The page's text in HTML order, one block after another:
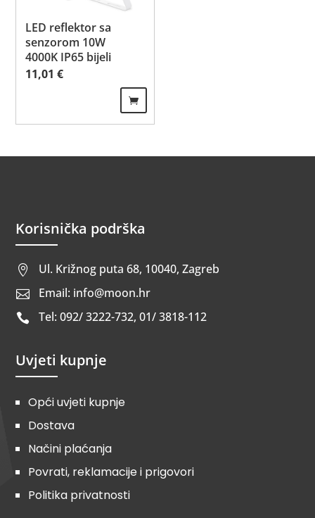
LED reflektor sa
senzorom 10W
4000K IP65 bijeli
11,01€
Korisnička podrška
 Ul. Križnog puta 68, 10040, Zagreb
 Email: info@moon.hr
 Tel: 092/ 3222-732, 01/ 3818-112
Uvjeti kupnje
Opći uvjeti kupnje
Dostava
Načini plaćanja
Povrati, reklamacije i prigovori
Politika privatnosti